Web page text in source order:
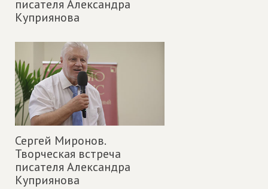
писателя Александра
Куприянова
Сергей Миронов.
Творческая встреча
писателя Александра
Куприянова